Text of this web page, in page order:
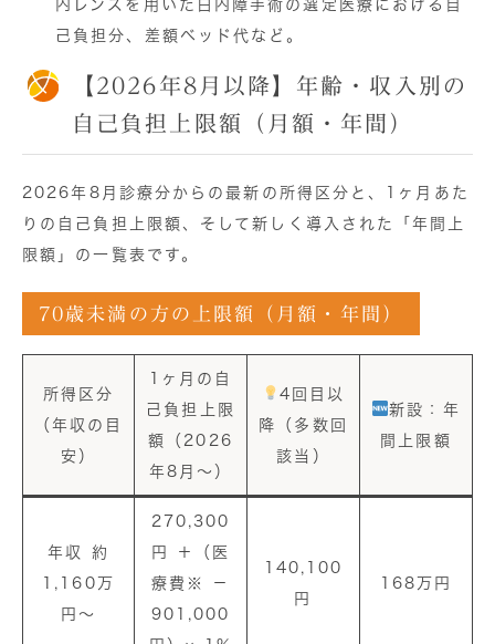
内レンズを用いた白内障手術の選定医療における自
己負担分、差額ベッド代など。
【2026年8月以降】年齢・収入別の
自己負担上限額（月額・年間）
2026年8月診療分からの最新の所得区分と、1ヶ月あた
りの自己負担上限額、そして新しく導入された「年間上
限額」の一覧表です。
70歳未満の方の上限額（月額・年間）
所得区分
（年収の目
安）
1ヶ月の自
己負担上限
額（2026
年8月〜）
4回目以
降（多数回
該当）
新設：年
間上限額
年収 約
1,160万
円〜
270,300
円 ＋（医
療費※ －
901,000
140,100
円
168万円